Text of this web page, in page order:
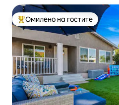
Меѓу најуспешните „Омилени
Омилено на гостите